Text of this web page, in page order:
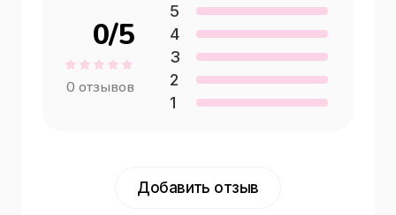
0/5
0 отзывов
5
4
3
2
1
Добавить отзыв